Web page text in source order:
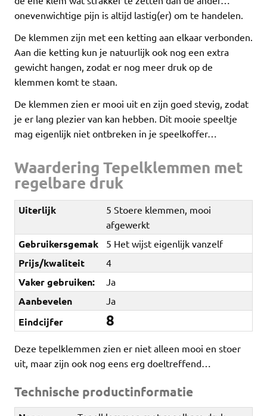
onevenwichtige pijn is altijd lastig(er) om te handelen.
De klemmen zijn met een ketting aan elkaar verbonden.
Aan die ketting kun je natuurlijk ook nog een extra
gewicht hangen, zodat er nog meer druk op de
klemmen komt te staan.
De klemmen zien er mooi uit en zijn goed stevig, zodat
je er lang plezier van kan hebben. Dit mooie speeltje
mag eigenlijk niet ontbreken in je speelkoffer…
Waardering Tepelklemmen met
regelbare druk
Uiterlijk
5 Stoere klemmen, mooi
afgewerkt
Gebruikersgemak 5 Het wijst eigenlijk vanzelf
Prijs/kwaliteit 4
Vaker gebruiken: Ja
Aanbevelen Ja
Eindcijfer 8
Deze tepelklemmen zien er niet alleen mooi en stoer
uit, maar zijn ook nog eens erg doeltreffend…
Technische productinformatie